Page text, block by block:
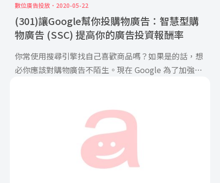
數位廣告投放 2020-05-22
(301)讓Google幫你投購物廣告：智慧型購
物廣告 (SSC) 提高你的廣告投資報酬率
你常使用搜尋引擎找自己喜歡商品嗎？如果是的話，想
必你應該對購物廣告不陌生。現在 Google 為了加強購